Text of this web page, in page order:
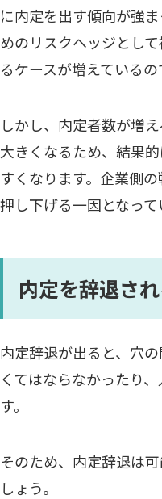
に内定を出す傾向が強
めのリスクヘッジとし
るケースが増えているの
しかし、内定者数が増
大きくなるため、結果
すくなります。企業側
押し下げる一因となって
内定を辞退さ
内定辞退が出ると、穴
くてはならなかったり
す。
そのため、内定辞退は
しょう。